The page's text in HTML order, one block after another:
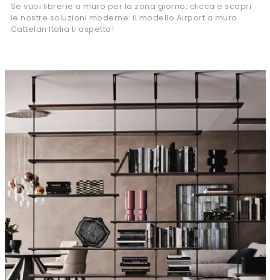
Se vuoi librerie a muro per la zona giorno, clicca e scopri
le nostre soluzioni moderne: il modello Airport a muro
Cattelan Italia ti aspetta!